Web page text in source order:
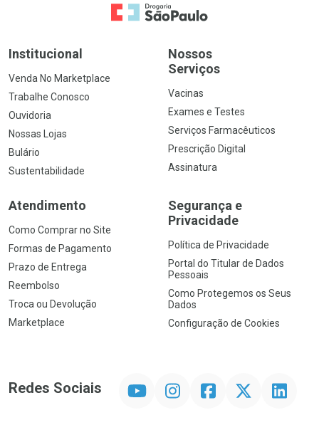
Ir para a Home
Institucional
Venda No Marketplace
Trabalhe Conosco
Ouvidoria
Nossas Lojas
Bulário
Sustentabilidade
Nossos
Serviços
Vacinas
Exames e Testes
Serviços Farmacêuticos
Prescrição Digital
Assinatura
Atendimento
Como Comprar no Site
Formas de Pagamento
Prazo de Entrega
Reembolso
Troca ou Devolução
Marketplace
Segurança e
Privacidade
Política de Privacidade
Portal do Titular de Dados
Pessoais
Como Protegemos os Seus
Dados
Configuração de Cookies
Redes Sociais InstagramFacebookTwitter Linkedin